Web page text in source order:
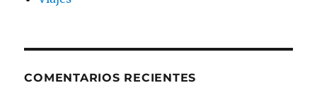
COMENTARIOS RECIENTES